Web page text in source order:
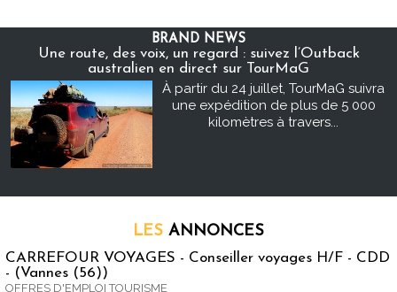
BRAND NEWS
Une route, des voix, un regard : suivez l’Outback
australien en direct sur TourMaG
À partir du 24 juillet, TourMaG suivra
une expédition de plus de 5 000
kilomètres à travers...
LES ANNONCES
CARREFOUR VOYAGES - Conseiller voyages H/F - CDD
- (Vannes (56))
OFFRES D'EMPLOI TOURISME